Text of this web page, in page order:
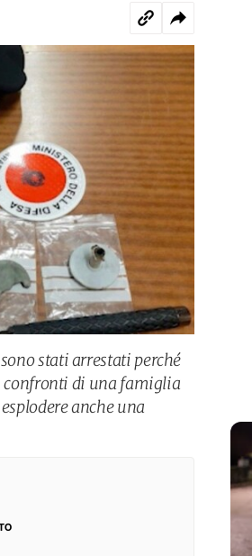
stati arrestati perché
confronti di una famiglia
anche una